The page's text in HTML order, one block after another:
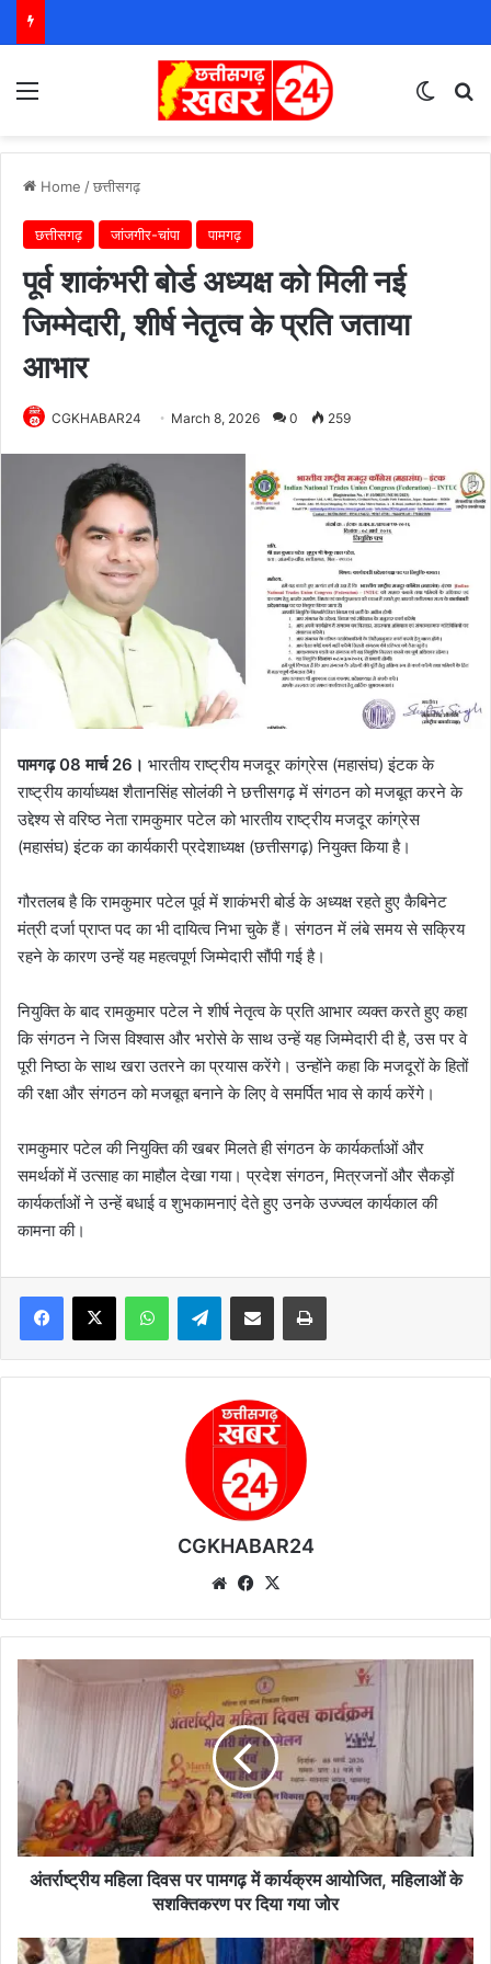
Home /छत्तीसगढ़
छत्तीसगढ़ जांजगीर-चांपा पामगढ़
पूर्व शाकंभरी बोर्ड अध्यक्ष को मिली नई
जिम्मेदारी, शीर्ष नेतृत्व के प्रति जताया
आभार
CGKHABAR24 March 8, 2026 0 259
पामगढ़ 08 मार्च 26। भारतीय राष्ट्रीय मजदूर कांग्रेस (महासंघ) इंटक के
राष्ट्रीय कार्याध्यक्ष शैतानसिंह सोलंकी ने छत्तीसगढ़ में संगठन को मजबूत करने के
उद्देश्य से वरिष्ठ नेता रामकुमार पटेल को भारतीय राष्ट्रीय मजदूर कांग्रेस
(महासंघ) इंटक का कार्यकारी प्रदेशाध्यक्ष (छत्तीसगढ़) नियुक्त किया है।
गौरतलब है कि रामकुमार पटेल पूर्व में शाकंभरी बोर्ड के अध्यक्ष रहते हुए कैबिनेट
मंत्री दर्जा प्राप्त पद का भी दायित्व निभा चुके हैं। संगठन में लंबे समय से सक्रिय
रहने के कारण उन्हें यह महत्वपूर्ण जिम्मेदारी सौंपी गई है।
नियुक्ति के बाद रामकुमार पटेल ने शीर्ष नेतृत्व के प्रति आभार व्यक्त करते हुए कहा
कि संगठन ने जिस विश्वास और भरोसे के साथ उन्हें यह जिम्मेदारी दी है, उस पर वे
पूरी निष्ठा के साथ खरा उतरने का प्रयास करेंगे। उन्होंने कहा कि मजदूरों के हितों
की रक्षा और संगठन को मजबूत बनाने के लिए वे समर्पित भाव से कार्य करेंगे।
रामकुमार पटेल की नियुक्ति की खबर मिलते ही संगठन के कार्यकर्ताओं और
समर्थकों में उत्साह का माहौल देखा गया। प्रदेश संगठन, मित्रजनों और सैकड़ों
कार्यकर्ताओं ने उन्हें बधाई व शुभकामनाएं देते हुए उनके उज्ज्वल कार्यकाल की
कामना की।
Telegram
CGKHABAR24
We
te
Fa
bo
ok
म
हि
ला
दि
र
अंतर्राष्ट्रीय महिला दिवस पर पामगढ़ में कार्यक्रम आयोजित, महिलाओं के
सशक्तिकरण पर दिया गया जोर
अं